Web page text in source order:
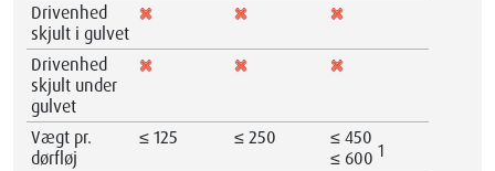
Drivenhed
skjult i gulvet
Drivenhed
skjult under
gulvet
Vægt pr.
dørfløj
≤ 125 ≤ 250
≤ 450
≤ 600 1